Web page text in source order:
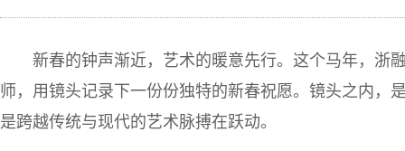
新春的钟声渐近，艺术的暖意先行。这个马年，浙
师，用镜头记录下一份份独特的新春祝愿。镜头之内，
是跨越传统与现代的艺术脉搏在跃动。